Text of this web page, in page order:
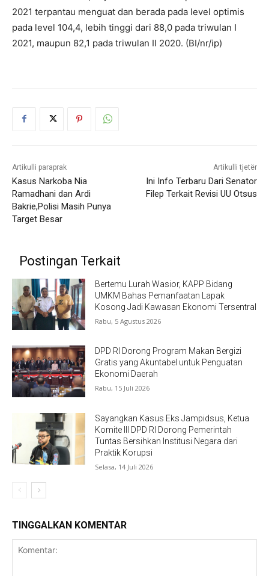
2021 terpantau menguat dan berada pada level optimis
pada level 104,4, lebih tinggi dari 88,0 pada triwulan I
2021, maupun 82,1 pada triwulan II 2020. (BI/nr/ip)
Artikulli paraprak
Kasus Narkoba Nia
Ramadhani dan Ardi
Bakrie,Polisi Masih Punya
Target Besar
Artikulli tjetër
Ini Info Terbaru Dari Senator
Filep Terkait Revisi UU Otsus
Postingan Terkait
Bertemu Lurah Wasior, KAPP Bidang
UMKM Bahas Pemanfaatan Lapak
Kosong Jadi Kawasan Ekonomi Tersentral
Rabu, 5 Agustus 2026
DPD RI Dorong Program Makan Bergizi
Gratis yang Akuntabel untuk Penguatan
Ekonomi Daerah
Rabu, 15 Juli 2026
Sayangkan Kasus Eks Jampidsus, Ketua
Komite III DPD RI Dorong Pemerintah
Tuntas Bersihkan Institusi Negara dari
Praktik Korupsi
Selasa, 14 Juli 2026
TINGGALKAN KOMENTAR